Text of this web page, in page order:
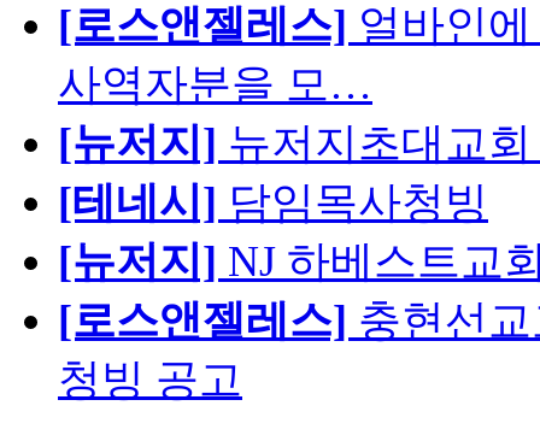
[로스앤젤레스] 얼바인
사역자분을 모…
[뉴저지] 뉴저지초대교
[테네시] 담임목사청빙
[뉴저지] NJ 하베스트교
[로스앤젤레스] 충현선
청빙 공고